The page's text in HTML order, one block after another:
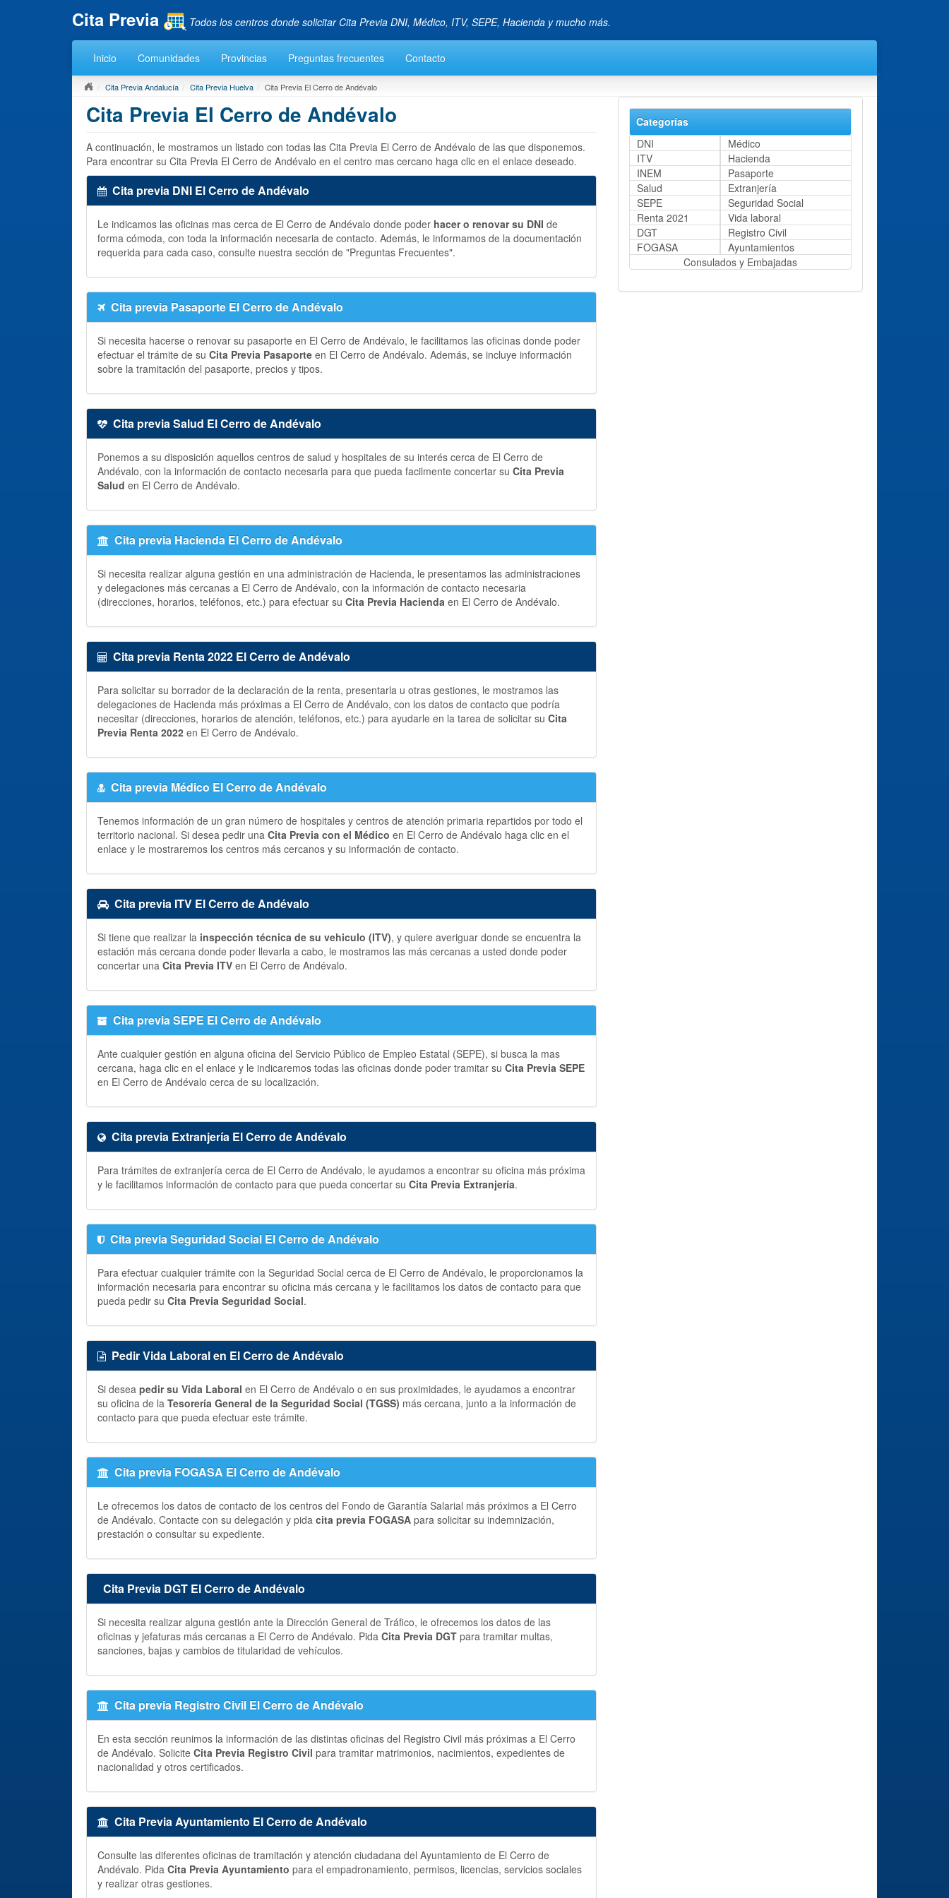
Cita Previa Todos los centros donde solicitar Cita Previa DNI, Médico, ITV, SEPE, Hacienda y mucho más.
Inicio Comunidades Provincias Preguntas frecuentes Contacto
Cita Previa Andalucía Cita Previa Huelva Cita Previa El Cerro de Andévalo
Cita Previa El Cerro de Andévalo
A continuación, le mostramos un listado con todas las Cita Previa El Cerro de Andévalo de las que disponemos.
Para encontrar su Cita Previa El Cerro de Andévalo en el centro mas cercano haga clic en el enlace deseado.
Cita previa DNI El Cerro de Andévalo
Le indicamos las oficinas mas cerca de El Cerro de Andévalo donde poder hacer o renovar su DNI de
forma cómoda, con toda la información necesaria de contacto. Además, le informamos de la documentación
requerida para cada caso, consulte nuestra sección de "Preguntas Frecuentes".
Cita previa Pasaporte El Cerro de Andévalo
Si necesita hacerse o renovar su pasaporte en El Cerro de Andévalo, le facilitamos las oficinas donde poder
efectuar el trámite de su Cita Previa Pasaporte en El Cerro de Andévalo. Además, se incluye información
sobre la tramitación del pasaporte, precios y tipos.
Cita previa Salud El Cerro de Andévalo
Ponemos a su disposición aquellos centros de salud y hospitales de su interés cerca de El Cerro de
Andévalo, con la información de contacto necesaria para que pueda facilmente concertar su Cita Previa
Salud en El Cerro de Andévalo.
Cita previa Hacienda El Cerro de Andévalo
Si necesita realizar alguna gestión en una administración de Hacienda, le presentamos las administraciones
y delegaciones más cercanas a El Cerro de Andévalo, con la información de contacto necesaria
(direcciones, horarios, teléfonos, etc.) para efectuar su Cita Previa Hacienda en El Cerro de Andévalo.
Cita previa Renta 2022 El Cerro de Andévalo
Para solicitar su borrador de la declaración de la renta, presentarla u otras gestiones, le mostramos las
delegaciones de Hacienda más próximas a El Cerro de Andévalo, con los datos de contacto que podría
necesitar (direcciones, horarios de atención, teléfonos, etc.) para ayudarle en la tarea de solicitar su Cita
Previa Renta 2022 en El Cerro de Andévalo.
Cita previa Médico El Cerro de Andévalo
Tenemos información de un gran número de hospitales y centros de atención primaria repartidos por todo el
territorio nacional. Si desea pedir una Cita Previa con el Médico en El Cerro de Andévalo haga clic en el
enlace y le mostraremos los centros más cercanos y su información de contacto.
Cita previa ITV El Cerro de Andévalo
Si tiene que realizar la inspección técnica de su vehiculo (ITV), y quiere averiguar donde se encuentra la
estación más cercana donde poder llevarla a cabo, le mostramos las más cercanas a usted donde poder
concertar una Cita Previa ITV en El Cerro de Andévalo.
Cita previa SEPE El Cerro de Andévalo
Ante cualquier gestión en alguna oficina del Servicio Público de Empleo Estatal (SEPE), si busca la mas
cercana, haga clic en el enlace y le indicaremos todas las oficinas donde poder tramitar su Cita Previa SEPE
en El Cerro de Andévalo cerca de su localización.
Cita previa Extranjería El Cerro de Andévalo
Para trámites de extranjería cerca de El Cerro de Andévalo, le ayudamos a encontrar su oficina más próxima
y le facilitamos información de contacto para que pueda concertar su Cita Previa Extranjería.
Cita previa Seguridad Social El Cerro de Andévalo
Para efectuar cualquier trámite con la Seguridad Social cerca de El Cerro de Andévalo, le proporcionamos la
información necesaria para encontrar su oficina más cercana y le facilitamos los datos de contacto para que
pueda pedir su Cita Previa Seguridad Social.
Pedir Vida Laboral en El Cerro de Andévalo
Si desea pedir su Vida Laboral en El Cerro de Andévalo o en sus proximidades, le ayudamos a encontrar
su oficina de la Tesorería General de la Seguridad Social (TGSS) más cercana, junto a la información de
contacto para que pueda efectuar este trámite.
Cita previa FOGASA El Cerro de Andévalo
Le ofrecemos los datos de contacto de los centros del Fondo de Garantía Salarial más próximos a El Cerro
de Andévalo. Contacte con su delegación y pida cita previa FOGASA para solicitar su indemnización,
prestación o consultar su expediente.
Cita Previa DGT El Cerro de Andévalo
Si necesita realizar alguna gestión ante la Dirección General de Tráfico, le ofrecemos los datos de las
oficinas y jefaturas más cercanas a El Cerro de Andévalo. Pida Cita Previa DGT para tramitar multas,
sanciones, bajas y cambios de titularidad de vehículos.
Cita previa Registro Civil El Cerro de Andévalo
En esta sección reunimos la información de las distintas oficinas del Registro Civil más próximas a El Cerro
de Andévalo. Solicite Cita Previa Registro Civil para tramitar matrimonios, nacimientos, expedientes de
nacionalidad y otros certificados.
Cita Previa Ayuntamiento El Cerro de Andévalo
Consulte las diferentes oficinas de tramitación y atención ciudadana del Ayuntamiento de El Cerro de
Andévalo. Pida Cita Previa Ayuntamiento para el empadronamiento, permisos, licencias, servicios sociales
y realizar otras gestiones.
Categorías
DNI
Médico
ITV
Hacienda
INEM
Pasaporte
Salud
Extranjería
SEPE
Seguridad Social
Renta 2021
Vida laboral
DGT
Registro Civil
FOGASA
Ayuntamientos
Consulados y Embajadas